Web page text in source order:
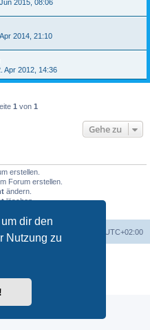
dir den
Nutzung zu
2015, 08:06
2014, 21:10
Apr 2012, 14:36
1 von 1
Gehe zu
erstellen.
Forum erstellen.
ändern.
löschen.
UTC+02:00